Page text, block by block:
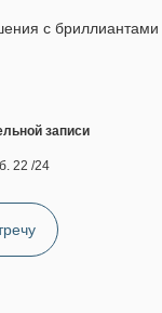
с
записи
22 /24